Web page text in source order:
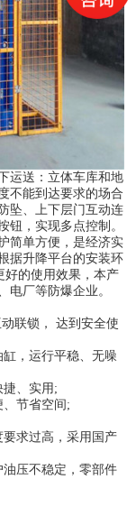
3 3 3
运送：立体车库和地
不能到达要求的场合
坠、上下层门互动连
钮，实现多点控制。
简单方便，是经济实
据升降平台的安装环
好的使用效果，本产
电厂等防爆企业。
联锁， 达到安全使
，运行平稳、无噪
、实用;
节省空间;
求过高，采用国产
压不稳定，零部件